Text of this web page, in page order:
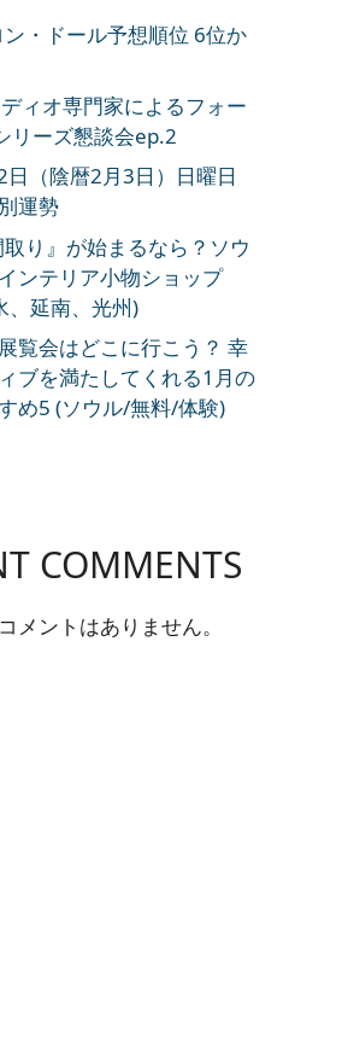
・ドール予想順位 6位か
ィオ専門家によるフォー
リーズ懇談会ep.2
（陰暦2月3日）日曜日
運勢
り』が始まるなら？ソウ
ンテリア小物ショップ
、延南、光州)
覧会はどこに行こう？ 幸
ブを満たしてくれる1月の
め5 (ソウル/無料/体験)
COMMENTS
メントはありません。